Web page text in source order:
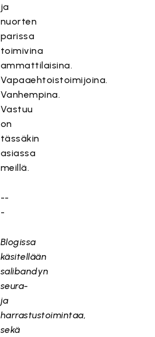
ja
nuorten
parissa
toimivina
ammattilaisina.
Vapaaehtoistoimijoina.
Vanhempina.
Vastuu
on
tässäkin
asiassa
meillä.
--
-
Blogissa
käsitellään
salibandyn
seura-
ja
harrastustoimintaa,
sekä